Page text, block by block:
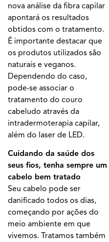
nova análise da fibra capilar
apontará os resultados
obtidos com o tratamento.
É importante destacar que
os produtos utilizados são
naturais e veganos.
Dependendo do caso,
pode-se associar o
tratamento do couro
cabeludo através da
intradermoterapia capilar,
além do laser de LED.
Cuidando da saúde dos
seus fios, tenha sempre um
cabelo bem tratado
Seu cabelo pode ser
danificado todos os dias,
começando por ações do
meio ambiente em que
vivemos. Tratamos também